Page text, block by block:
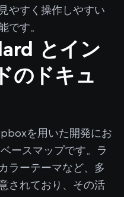
やすく操作しやすい
です。
とイン
のドキュ
を用いた開発にお
ースマップです。ラ
ラーテーマなど、多
されており、その活